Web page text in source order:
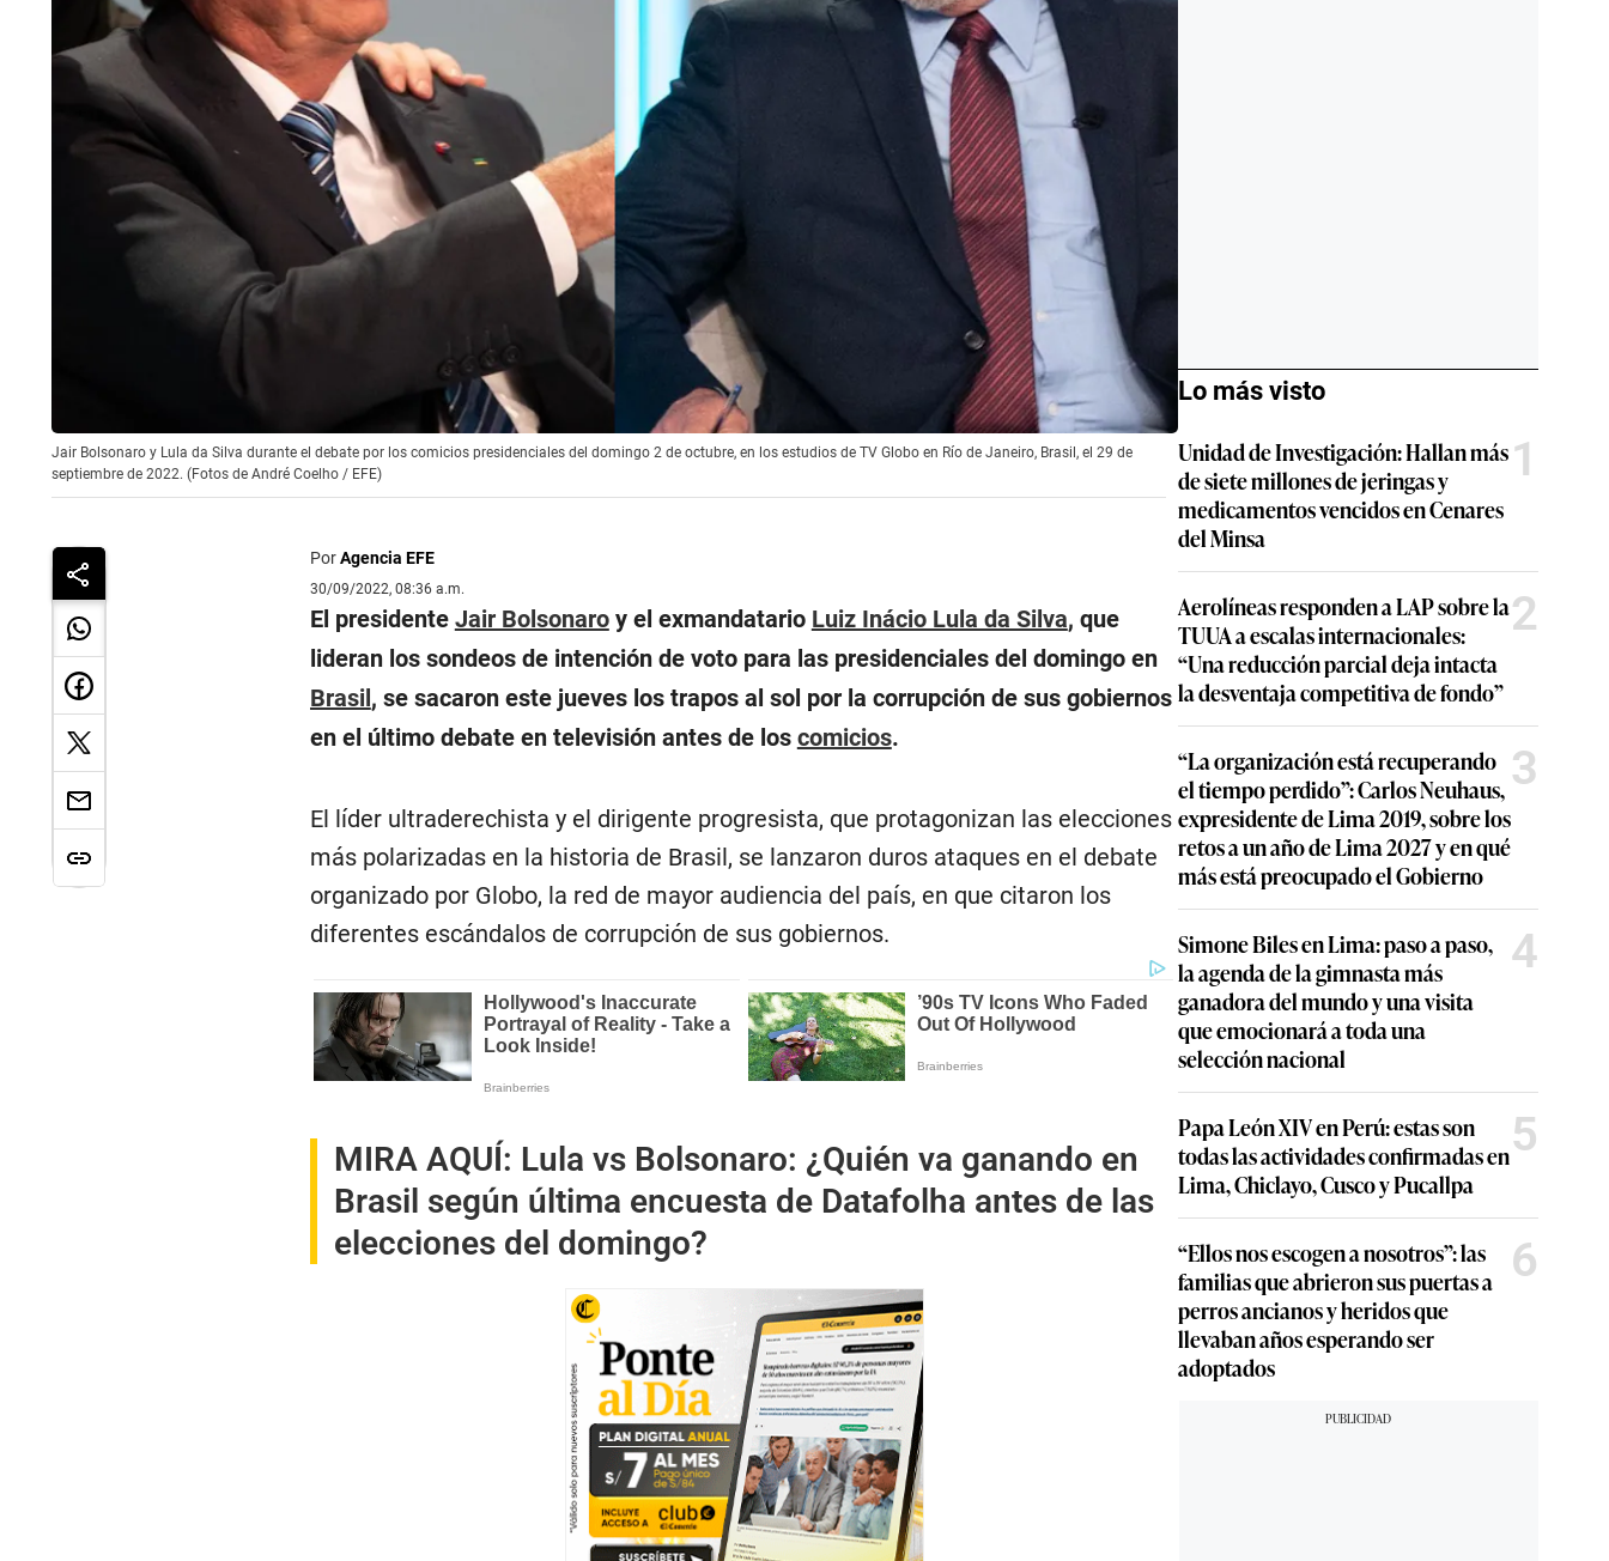
Jair Bolsonaro y Lula da Silva durante el debate por los comicios presidenciales del domingo 2 de octubre, en los estudios de TV Globo en Río de Janeiro, Brasil, el 29 de
septiembre de 2022. (Fotos de André Coelho / EFE)
PorAgencia EFE
30/09/2022, 08:36 a.m.
El presidente Jair Bolsonaroy el exmandatario Luiz Inácio Lula da Silva, que
lideran los sondeos de intención de voto para las presidenciales del domingo en
Brasil, se sacaron este jueves los trapos al sol por la corrupción de sus gobiernos
en el último debate en televisión antes de los comicios.
El líder ultraderechista y el dirigente progresista, que protagonizan las elecciones
más polarizadas en la historia de Brasil, se lanzaron duros ataques en el debate
organizado por Globo, la red de mayor audiencia del país, en que citaron los
diferentes escándalos de corrupción de sus gobiernos.
MIRA AQUÍ: Lula vs Bolsonaro: ¿Quién va ganando en
Brasil según última encuesta de Datafolha antes de las
elecciones del domingo?
Lo más visto
Unidad de Investigación: Hallan más
de siete millones de jeringas y
medicamentos vencidos en Cenares
del Minsa
1
Aerolíneas responden a LAP sobre la
TUUA a escalas internacionales:
“Una reducción parcial deja intacta
la desventaja competitiva de fondo”
2
“La organización está recuperando
el tiempo perdido”: Carlos Neuhaus,
expresidente de Lima 2019, sobre los
retos a un año de Lima 2027 y en qué
más está preocupado el Gobierno
3
Simone Biles en Lima: paso a paso,
la agenda de la gimnasta más
ganadora del mundo y una visita
que emocionará a toda una
selección nacional
4
Papa León XIV en Perú: estas son
todas las actividades confirmadas en
Lima, Chiclayo, Cusco y Pucallpa
5
“Ellos nos escogen a nosotros”: las
familias que abrieron sus puertas a
perros ancianos y heridos que
llevaban años esperando ser
adoptados
6